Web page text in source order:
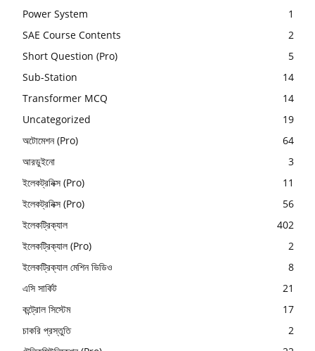
Power System
1
SAE Course Contents
2
Short Question (Pro)
5
Sub-Station
14
Transformer MCQ
14
Uncategorized
19
অটোমেশন (Pro)
64
আরডুইনো
3
ইলেকট্রনিক্স (Pro)
11
ইলেকট্রনিক্স (Pro)
56
ইলেকট্রিক্যাল
402
ইলেকট্রিক্যাল (Pro)
2
ইলেকট্রিক্যাল মেশিন ভিডিও
8
এসি সার্কিট
21
কন্ট্রোল সিস্টেম
17
চাকরি প্রস্তুতি
2